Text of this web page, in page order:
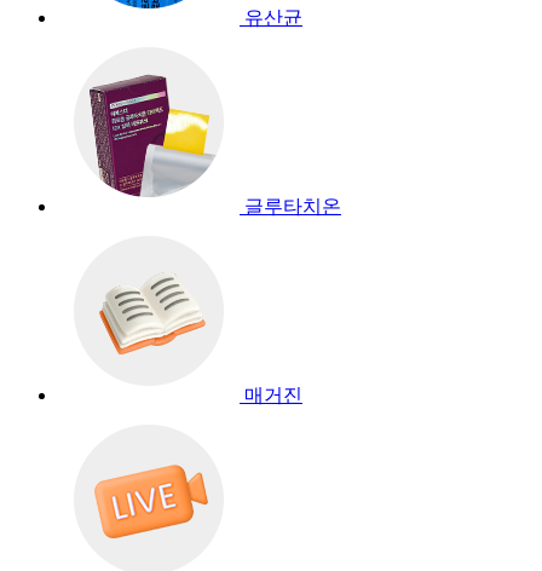
유산균
글루타치온
매거진